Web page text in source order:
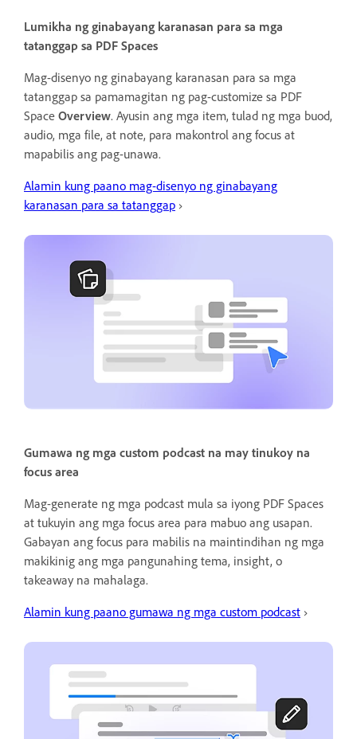
Lumikha ng ginabayang karanasan para sa mga
tatanggap sa PDF Spaces
Mag-disenyo ng ginabayang karanasan para sa mga
tatanggap sa pamamagitan ng pag-customize sa PDF
Space Overview. Ayusin ang mga item, tulad ng mga buod,
audio, mga file, at note, para makontrol ang focus at
mapabilis ang pag-unawa.
Alamin kung paano mag-disenyo ng ginabayang
karanasan para sa tatanggap ›
Gumawa ng mga custom podcast na may tinukoy na
focus area
Mag-generate ng mga podcast mula sa iyong PDF Spaces
at tukuyin ang mga focus area para mabuo ang usapan.
Gabayan ang focus para mabilis na maintindihan ng mga
makikinig ang mga pangunahing tema, insight, o
takeaway na mahalaga.
Alamin kung paano gumawa ng mga custom podcast ›